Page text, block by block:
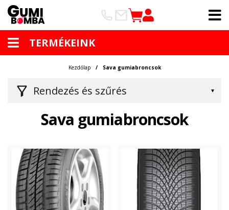
TERMÉKEINK
Rendezés és szűrés
Kezdőlap Sava gumiabroncsok
Sava gumiabroncsok